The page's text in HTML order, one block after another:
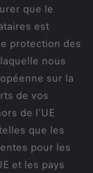
que le
est
protection des
nous
sur la
de vos
de l'UE
que les
pour les
et les pays